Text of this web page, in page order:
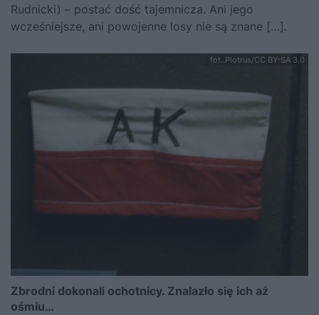
Rudnicki) – postać dość tajemnicza. Ani jego
wcześniejsze, ani powojenne losy nie są znane […].
fot..Piotrus/CC BY-SA 3.0
Zbrodni dokonali ochotnicy. Znalazło się ich aż
ośmiu…